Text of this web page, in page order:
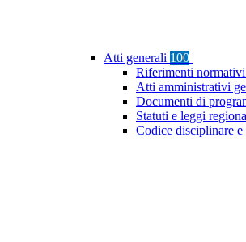
Atti generali 100
Riferimenti
Atti amministrativi
Documenti di
Statuti e leggi
Codice disciplinare